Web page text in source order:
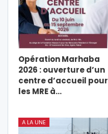
Opération Marhaba
2026 : ouverture d’un
centre d’accueil pour
les MRE à…
A LA UNE